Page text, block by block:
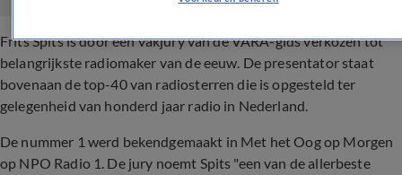
Frits Spits is door een vakjury van de VARA-gids verkozen tot
belangrijkste radiomaker van de eeuw. De presentator staat
bovenaan de top-40 van radiosterren die is opgesteld ter
gelegenheid van honderd jaar radio in Nederland.
De nummer 1 werd bekendgemaakt in Met het Oog op Morgen
op NPO Radio 1. De jury noemt Spits "een van de allerbeste